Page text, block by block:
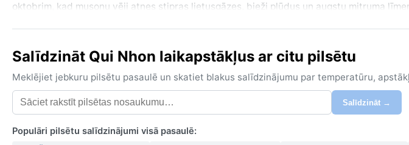
oktobrim, kad musonu vēji atnes stipras lietusgāzes, bieži plūdus un augstu mitruma
Vispiemērotākais laiks apmeklējumam ir no februāra līdz aprīlim – tad debesis ir
silta, ne pārāk karsta. Septembris un oktobris ir taifūnu sezona, kad pilsētu var skart
Kviņona ir pazīstama arī ar to, ka lietus sezonā nokrišņu daudzums strauji pieaug –
pat līdz 300 mm. Tāpēc, plānojot ceļojumu, jāseko līdzi laika prognozēm un jāizvairās no
pludmales.
Salīdzināt Qui Nhon laikapstākļus ar citu pilsētu
Meklējiet jebkuru pilsētu pasaulē un skatiet blakus salīdzinājumu par temperatūru,
Salīdzināt →
Populāri pilsētu salīdzinājumi visā pasaulē: